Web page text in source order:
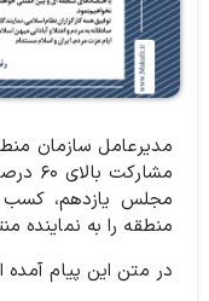
مدیرعامل سازمان
مجلس یازدهم، کسب
منطقه را به
در متن این پیام